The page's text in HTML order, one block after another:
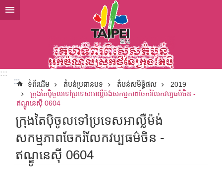
ទៅកាន់មាតិកាប្លុកមាតិកាសំខាន់
:::
:::
ទំព័រដើម តំបន់ប្រធានបទ តំបន់សមិទ្ធិផល
2019
ក្រុងតៃប៉ិចូលទៅប្រទេសអាល្លឺម៉ង់សកម្មភាពចែករំលែកវប្បធម៌ចិន -
ឥណ្ឌូនេស៊ី 0604
ក្រុងតៃប៉ិចូលទៅប្រទេសអាល្លឺម៉ង់
សកម្មភាពចែករំលែកវប្បធម៌ចិន -
ឥណ្ឌូនេស៊ី 0604